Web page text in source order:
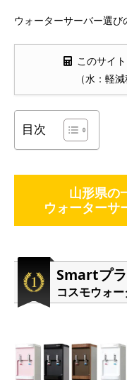
ウォーターサーバー選
このサイ
（水：軽
目次
山形県の
ウォーターサ
Smartプ
コスモウォ